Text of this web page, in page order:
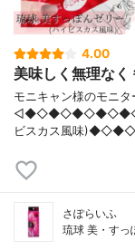
4.00
美味しく無理な
モニキャン様のモニ
ビスカス風味
さぽらいふ
琉球 美・すっ